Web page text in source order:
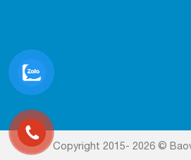
Copyright 2015- 2026 ©